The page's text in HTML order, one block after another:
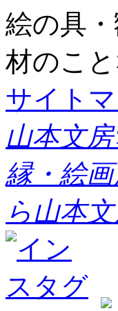
絵の具
材のこ
サイト
山本文
縁・絵
ら山本